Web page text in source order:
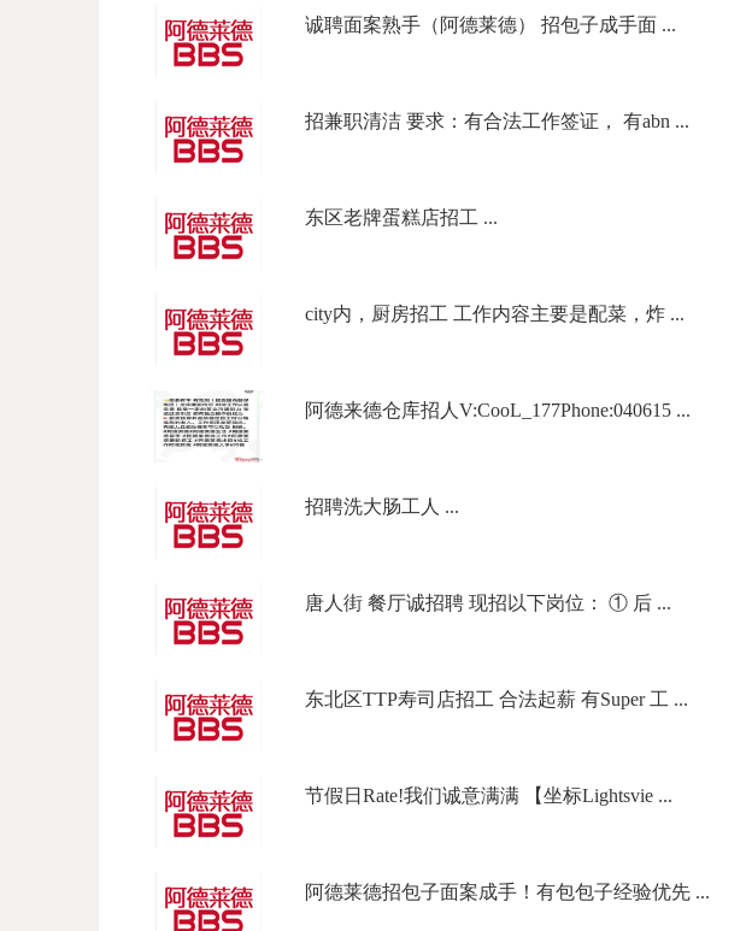
诚聘面案熟手（阿德莱德） 招包子成手面 ...
招兼职清洁 要求：有合法工作签证， 有abn ...
东区老牌蛋糕店招工 ...
city内，厨房招工 工作内容主要是配菜，炸 ...
阿德来德仓库招人V:CooL_177Phone:040615 ...
招聘洗大肠工人 ...
唐人街 餐厅诚招聘 现招以下岗位： ① 后 ...
东北区TTP寿司店招工 合法起薪 有Super 工 ...
节假日Rate!我们诚意满满 【坐标Lightsvie ...
阿德莱德招包子面案成手！有包包子经验优先 ...